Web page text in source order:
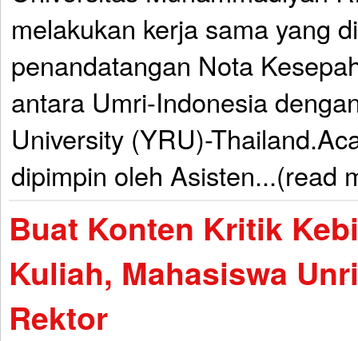
melakukan kerja sama yang
penandatangan Nota
antara Umri-Indonesia
University (YRU)-
dipimpin oleh Asisten...(read
Buat Konten Kritik
Kuliah, Mahasiswa
Rektor